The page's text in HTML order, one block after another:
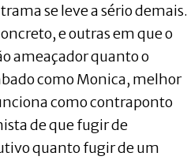
se leve a sério demais.
e outras em que o
ameaçador quanto o
como Monica, melhor
como contraponto
de que fugir de
quanto fugir de um